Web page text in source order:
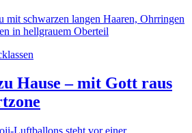
Hause – mit Gott raus